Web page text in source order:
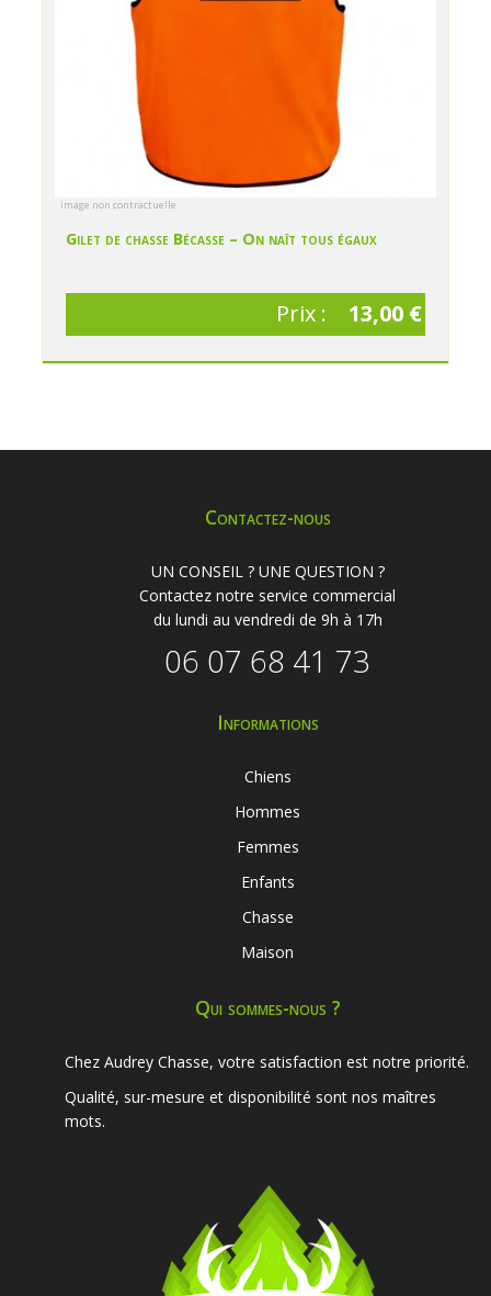
image non contractuelle
Gilet de chasse Bécasse – On naît tous égaux
Prix : 13,00 €
Contactez-nous
UN CONSEIL ? UNE QUESTION ?
Contactez notre service commercial
du lundi au vendredi de 9h à 17h
06 07 68 41 73
Informations
Chiens
Hommes
Femmes
Enfants
Chasse
Maison
Qui sommes-nous ?
Chez Audrey Chasse, votre satisfaction est notre priorité.
Qualité, sur-mesure et disponibilité sont nos maîtres
mots.